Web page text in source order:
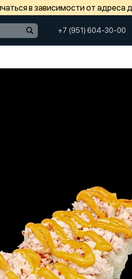
в зависимости от адреса
+7 (951) 604-30-00